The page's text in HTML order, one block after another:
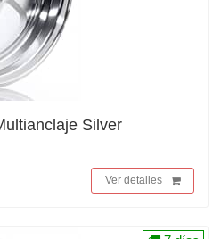
Silver
Ver detalles